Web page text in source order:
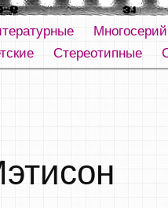
Стереотипные